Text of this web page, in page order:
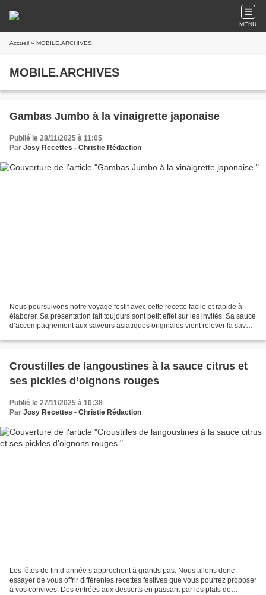
MENU
Accueil » MOBILE.ARCHIVES
MOBILE.ARCHIVES
Gambas Jumbo à la vinaigrette japonaise
Publié le 28/11/2025 à 11:05
Par Josy Recettes - Christie Rédaction
Nous poursuivons notre voyage festif avec cette recette facile et rapide à
élaborer. Sa présentation fait toujours sont petit effet sur les invités. Sa sauce
d’accompagnement aux saveurs asiatiques originales vient relever la saveur
Croustilles de langoustines à la sauce citrus et
ses pickles d’oignons rouges
Publié le 27/11/2025 à 10:38
Par Josy Recettes - Christie Rédaction
Les fêtes de fin d’année s’approchent à grands pas. Nous allons donc
essayer de vous offrir différentes recettes festives que vous pourrez proposer
à vos convives. Des entrées aux desserts en passant par les plats de